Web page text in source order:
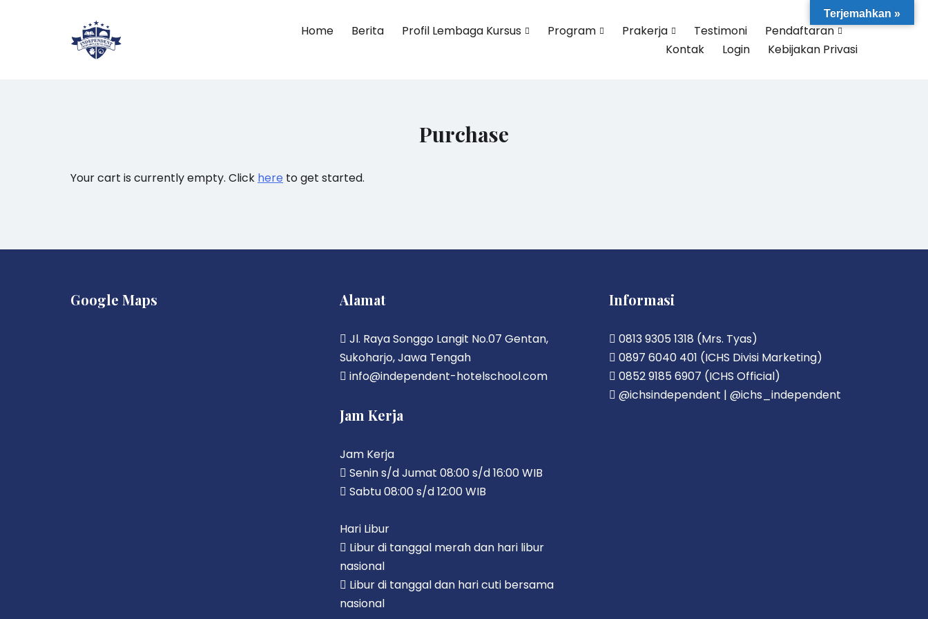
Home Berita Profil Lembaga Kursus Program Prakerja Testimoni
Pendaftaran
Kontak
Login Kebijakan Privasi
Purchase
Your cart is currently empty. Click here to get started.
Google Maps Alamat
Jl. Raya Songgo Langit No.07 Gentan,
Sukoharjo, Jawa Tengah
info@independent-hotelschool.com
Jam Kerja
Jam Kerja
Senin s/d Jumat 08:00 s/d 16:00 WIB
Sabtu 08:00 s/d 12:00 WIB
Hari Libur
Libur di tanggal merah dan hari libur
nasional
Libur di tanggal dan hari cuti bersama
nasional
Informasi
0813 9305 1318 (Mrs. Tyas)
0897 6040 401 (ICHS Divisi Marketing)
0852 9185 6907 (ICHS Official)
@ichsindependent | @ichs_independent
Terjemahkan »